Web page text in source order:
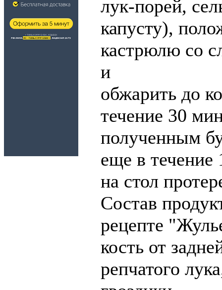
лук-порей,
капусту),
кастрюлю со
и
обжарить до
течение 30
полученным
еще в течение
на стол
Состав
рецепте
кость от
репчатого